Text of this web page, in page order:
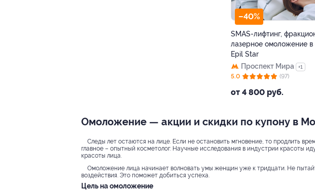
–40%
SMAS-лифтинг,
лазерное омоложение в
Epil Star
Проспект Мира
+1
от 4 800 руб.
5.0 (97)
Омоложение — акции и скидки по купону в
Следы лет остаются на лице. Если не остановить мгновение, то продлить
главное – опытный косметолог. Научные исследования в индустрии красоты
красоты лица.
Омоложение лица начинает волновать умы женщин уже к тридцати. Не
воздействия. Это поможет добиться успеха.
Цель на омоложение